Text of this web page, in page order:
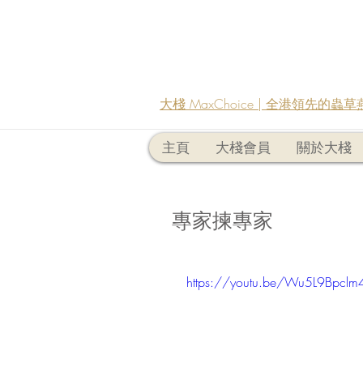
大棧 MaxChoice | 全港領先的蟲
主頁 大棧會員 關於大棧
專家揀專家
https://youtu.be/